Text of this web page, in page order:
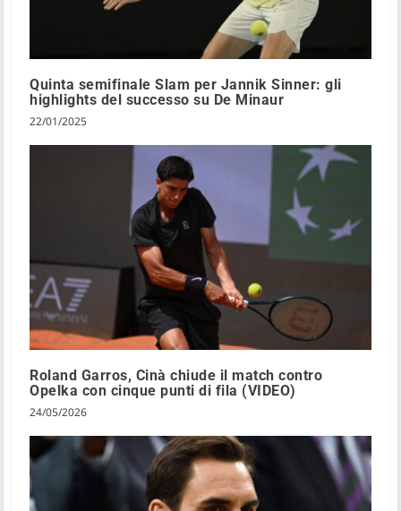
Quinta semifinale Slam per Jannik Sinner: gli
highlights del successo su De Minaur
22/01/2025
Roland Garros, Cinà chiude il match contro
Opelka con cinque punti di fila (VIDEO)
24/05/2026